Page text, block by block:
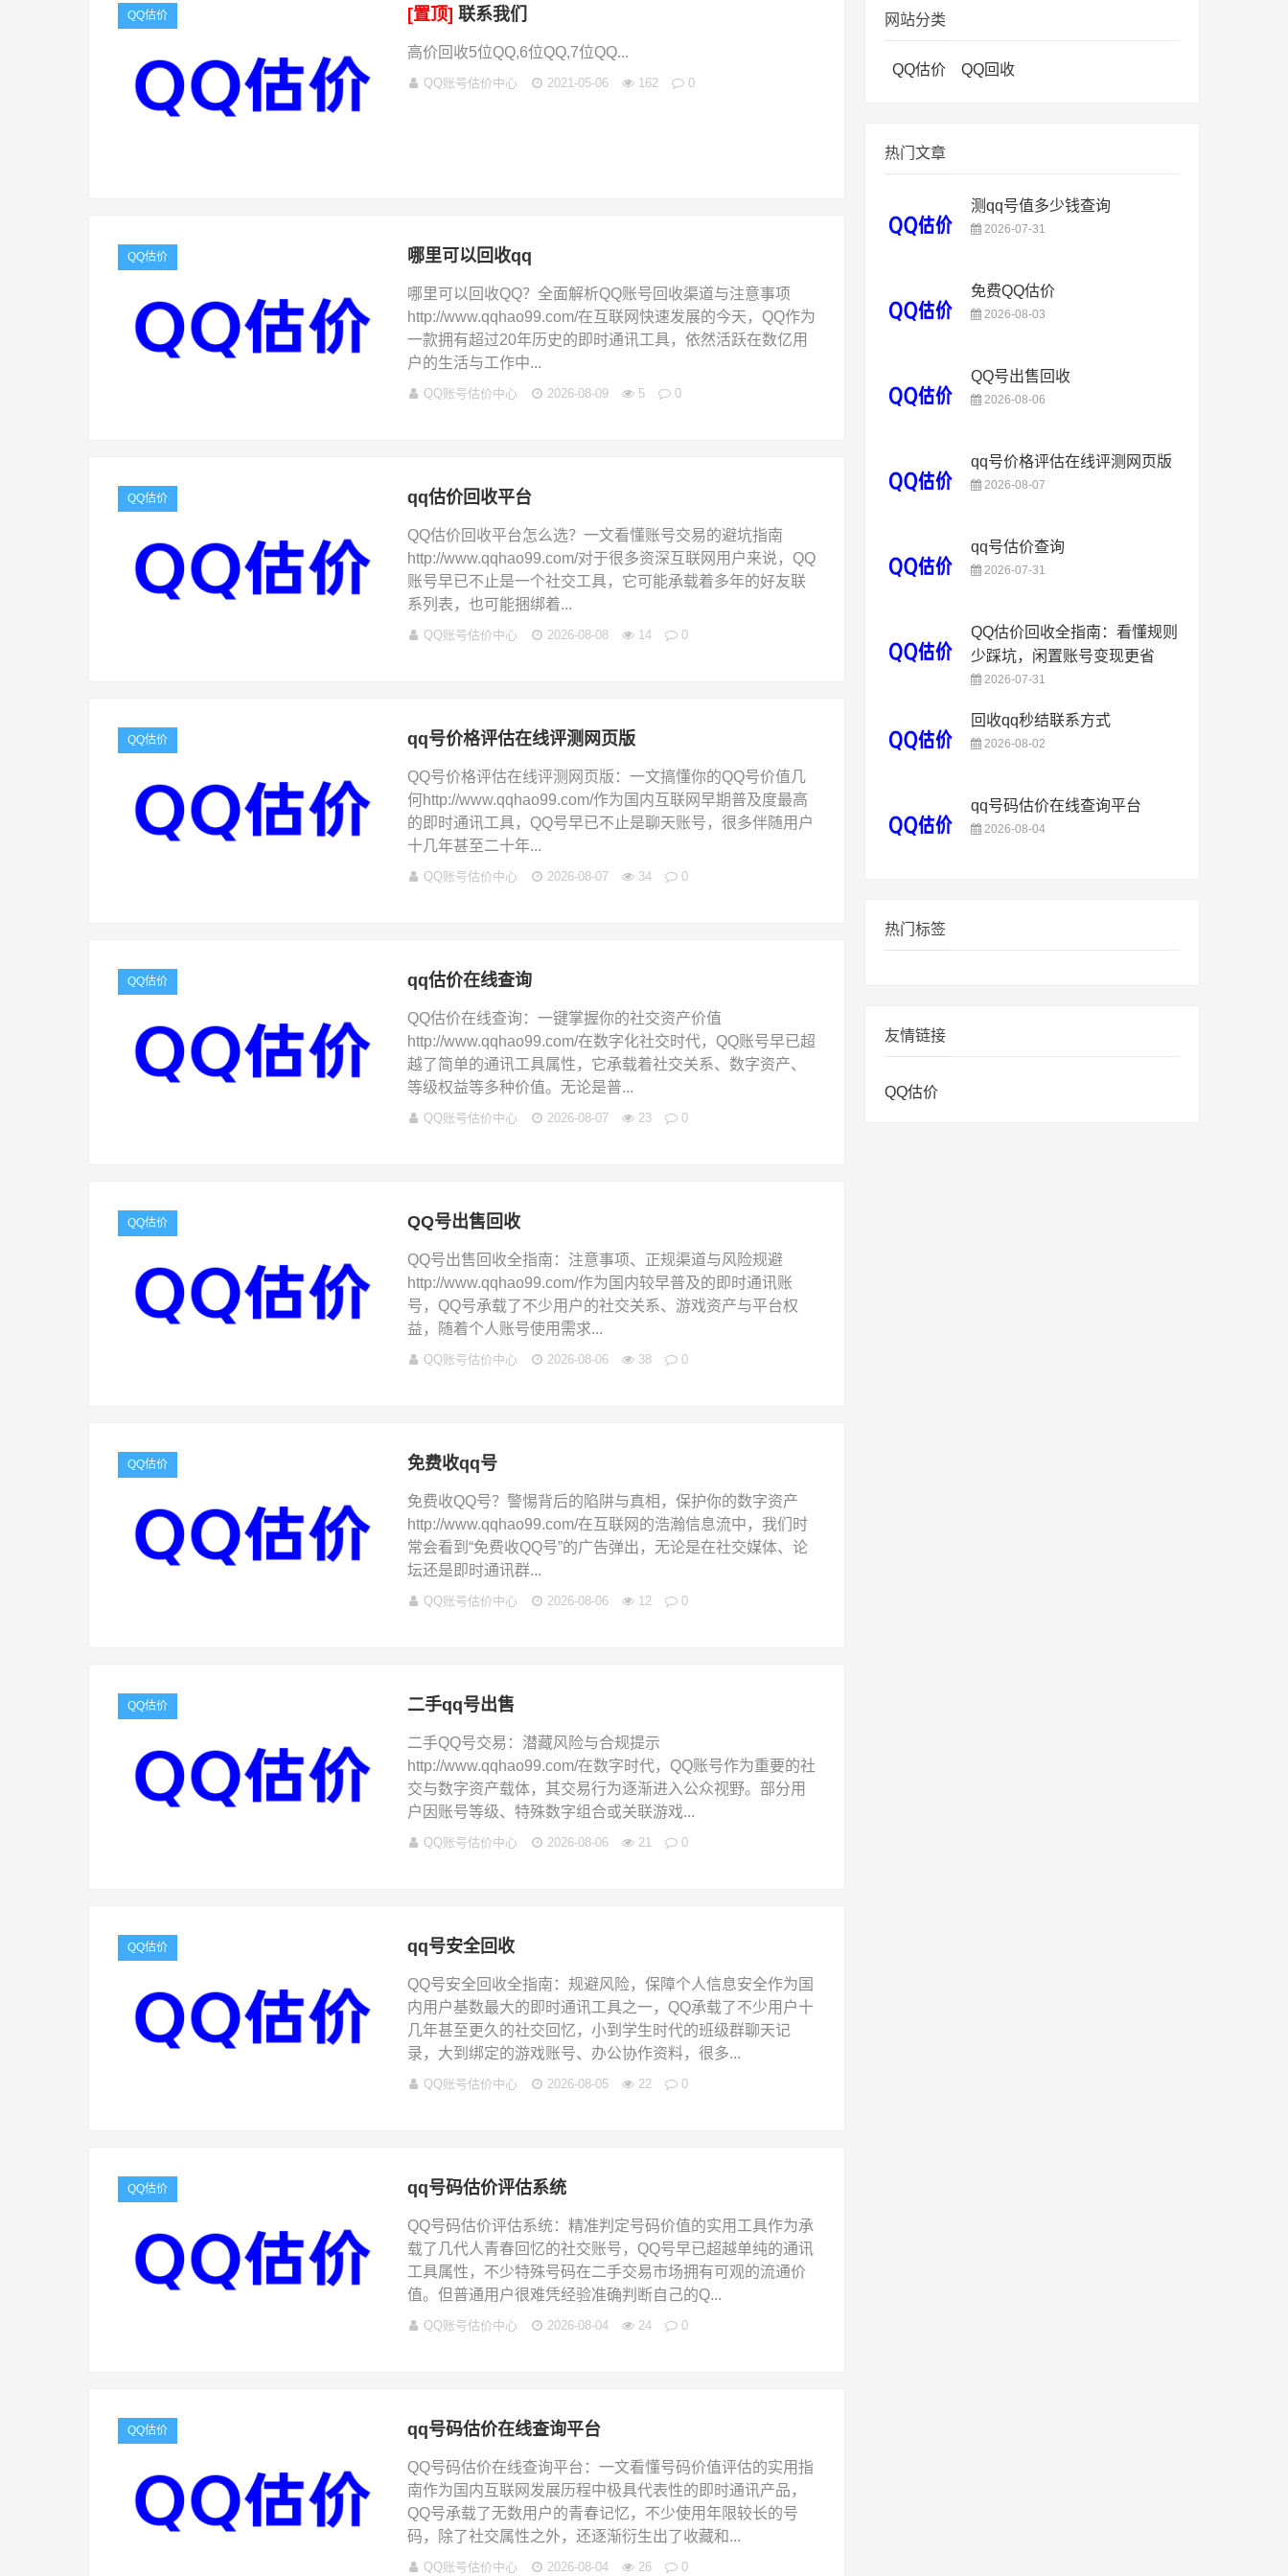
QQ估价 [置顶] 联系我们
高价回收5位QQ,6位QQ,7位QQ...
QQ账号估价中心 2021-05-06 162 0
QQ估价 哪里可以回收qq
哪里可以回收QQ？全面解析QQ账号回收渠道与注意事项
http://www.qqhao99.com/在互联网快速发展的今天，QQ作为
一款拥有超过20年历史的即时通讯工具，依然活跃在数亿用
户的生活与工作中...
QQ账号估价中心 2026-08-09 5 0
QQ估价 qq估价回收平台
QQ估价回收平台怎么选？一文看懂账号交易的避坑指南
http://www.qqhao99.com/对于很多资深互联网用户来说，QQ
账号早已不止是一个社交工具，它可能承载着多年的好友联
系列表，也可能捆绑着...
QQ账号估价中心 2026-08-08 14 0
QQ估价 qq号价格评估在线评测网页版
QQ号价格评估在线评测网页版：一文搞懂你的QQ号价值几
何http://www.qqhao99.com/作为国内互联网早期普及度最高
的即时通讯工具，QQ号早已不止是聊天账号，很多伴随用户
十几年甚至二十年...
QQ账号估价中心 2026-08-07 34 0
QQ估价 qq估价在线查询
QQ估价在线查询：一键掌握你的社交资产价值
http://www.qqhao99.com/在数字化社交时代，QQ账号早已超
越了简单的通讯工具属性，它承载着社交关系、数字资产、
等级权益等多种价值。无论是普...
QQ账号估价中心 2026-08-07 23 0
QQ估价 QQ号出售回收
QQ号出售回收全指南：注意事项、正规渠道与风险规避
http://www.qqhao99.com/作为国内较早普及的即时通讯账
号，QQ号承载了不少用户的社交关系、游戏资产与平台权
益，随着个人账号使用需求...
QQ账号估价中心 2026-08-06 38 0
QQ估价 免费收qq号
免费收QQ号？警惕背后的陷阱与真相，保护你的数字资产
http://www.qqhao99.com/在互联网的浩瀚信息流中，我们时
常会看到“免费收QQ号”的广告弹出，无论是在社交媒体、论
坛还是即时通讯群...
QQ账号估价中心 2026-08-06 12 0
QQ估价 二手qq号出售
二手QQ号交易：潜藏风险与合规提示
http://www.qqhao99.com/在数字时代，QQ账号作为重要的社
交与数字资产载体，其交易行为逐渐进入公众视野。部分用
户因账号等级、特殊数字组合或关联游戏...
QQ账号估价中心 2026-08-06 21 0
QQ估价 qq号安全回收
QQ号安全回收全指南：规避风险，保障个人信息安全作为国
内用户基数最大的即时通讯工具之一，QQ承载了不少用户十
几年甚至更久的社交回忆，小到学生时代的班级群聊天记
录，大到绑定的游戏账号、办公协作资料，很多...
QQ账号估价中心 2026-08-05 22 0
QQ估价 qq号码估价评估系统
QQ号码估价评估系统：精准判定号码价值的实用工具作为承
载了几代人青春回忆的社交账号，QQ号早已超越单纯的通讯
工具属性，不少特殊号码在二手交易市场拥有可观的流通价
值。但普通用户很难凭经验准确判断自己的Q...
QQ账号估价中心 2026-08-04 24 0
QQ估价 qq号码估价在线查询平台
QQ号码估价在线查询平台：一文看懂号码价值评估的实用指
南作为国内互联网发展历程中极具代表性的即时通讯产品，
QQ号承载了无数用户的青春记忆，不少使用年限较长的号
码，除了社交属性之外，还逐渐衍生出了收藏和...
QQ账号估价中心 2026-08-04 26 0
网站分类
QQ估价 QQ回收
热门文章
测qq号值多少钱查询
2026-07-31
免费QQ估价
2026-08-03
QQ号出售回收
2026-08-06
qq号价格评估在线评测网页版
2026-08-07
qq号估价查询
2026-07-31
QQ估价回收全指南：看懂规则
少踩坑，闲置账号变现更省
2026-07-31
回收qq秒结联系方式
2026-08-02
qq号码估价在线查询平台
2026-08-04
热门标签
友情链接
QQ估价